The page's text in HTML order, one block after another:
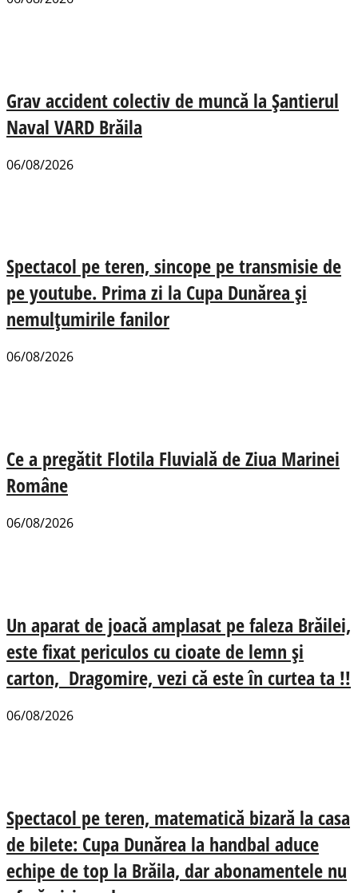
Grav accident colectiv de muncă la Șantierul
Naval VARD Brăila
06/08/2026
Spectacol pe teren, sincope pe transmisie de
pe youtube. Prima zi la Cupa Dunărea și
nemulțumirile fanilor
06/08/2026
Ce a pregătit Flotila Fluvială de Ziua Marinei
Române
06/08/2026
Un aparat de joacă amplasat pe faleza Brăilei,
este fixat periculos cu cioate de lemn și
carton, Dragomire, vezi că este în curtea ta !!
06/08/2026
Spectacol pe teren, matematică bizară la casa
de bilete: Cupa Dunărea la handbal aduce
echipe de top la Brăila, dar abonamentele nu